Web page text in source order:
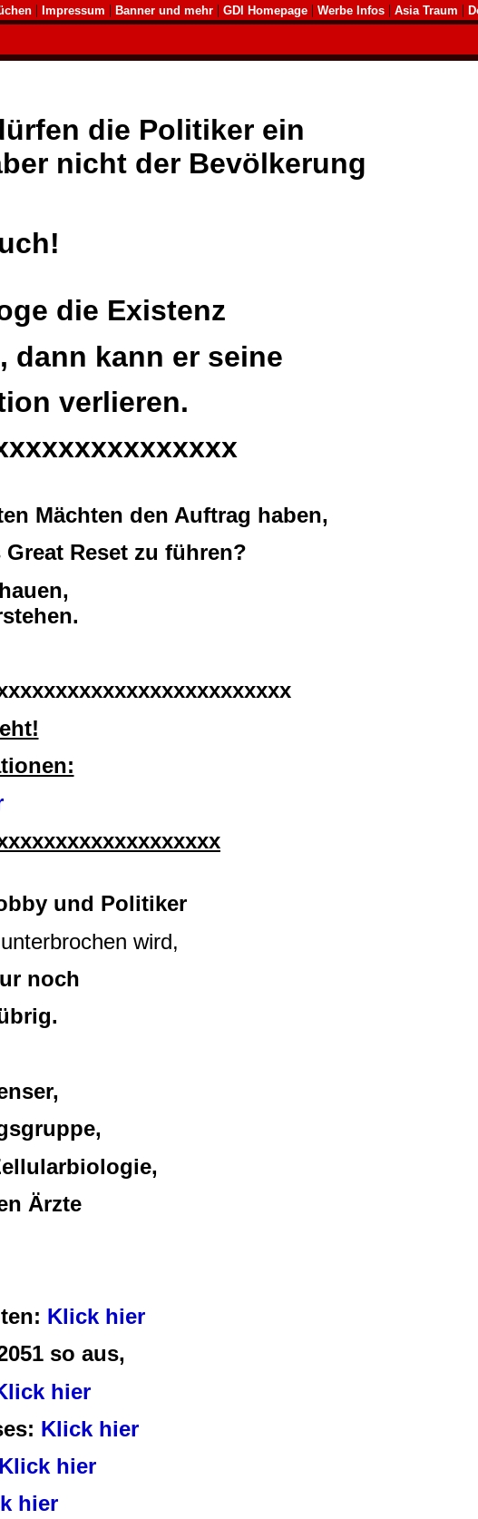
| Impressum | Banner und mehr | GDI Homepage | Werbe Infos | Asia Traum |
die Politiker ein
nicht der Bevölkerung
die Existenz
dann kann er seine
verlieren.
Mächten den Auftrag haben,
Reset zu führen?
und Politiker
unterbrochen wird,
noch
Ärzte
Klick hier
so aus,
hier
Klick hier
Klick hier
hier